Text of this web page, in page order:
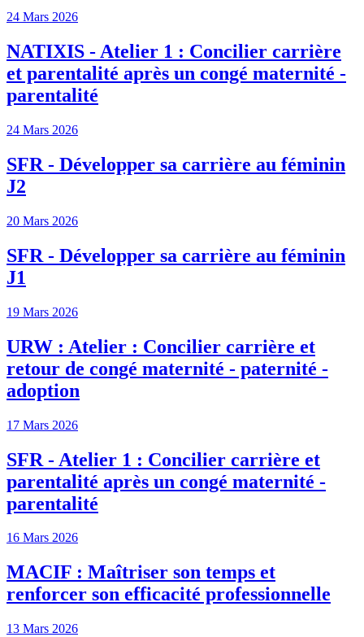
24 Mars 2026
NATIXIS - Atelier 1 : Concilier carrière
et parentalité après un congé maternité -
parentalité
24 Mars 2026
SFR - Développer sa carrière au féminin
J2
20 Mars 2026
SFR - Développer sa carrière au féminin
J1
19 Mars 2026
URW : Atelier : Concilier carrière et
retour de congé maternité - paternité -
adoption
17 Mars 2026
SFR - Atelier 1 : Concilier carrière et
parentalité après un congé maternité -
parentalité
16 Mars 2026
MACIF : Maîtriser son temps et
renforcer son efficacité professionnelle
13 Mars 2026